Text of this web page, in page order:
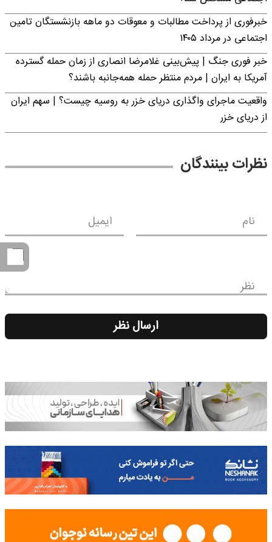
خبرفوری از پرداخت مطالبات و معوقات دو ماهه بازنشستگان تامین
اجتماعی در مرداد ۱۴۰۵
خبر فوری جنگ | پیش‌بینی غلامرضا انصاری از زمان حمله گسترده
آمریکا به ایران | مردم منتظر حمله همه‌جانبه باشند؟
واقعیت ماجرای واگذاری دریای خزر به روسیه چیست؟ | سهم ایران
از دریای خزر
نظرات بینندگان
نام ایمیل
نظر
ارسال نظر